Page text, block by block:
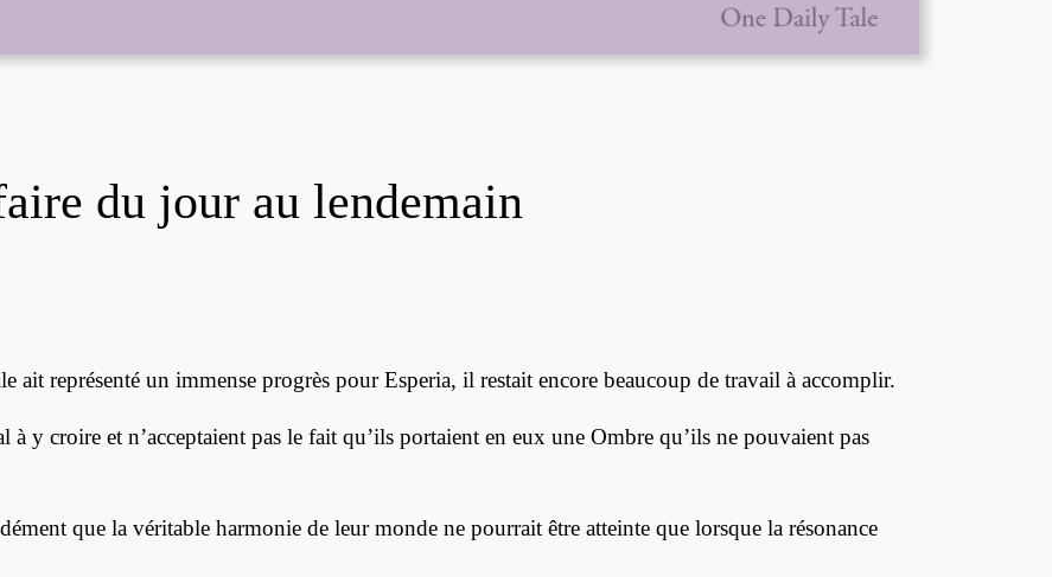
du jour au lendemain
ait représenté un immense progrès pour Esperia, il restait encore beaucoup de travail à accomplir.
à y croire et n’acceptaient pas le fait qu’ils portaient en eux une Ombre qu’ils ne pouvaient pas
que la véritable harmonie de leur monde ne pourrait être atteinte que lorsque la résonance